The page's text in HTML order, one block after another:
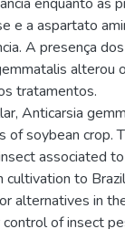
e a aspartato
A presença
alterou
tratamentos.
Anticarsia
of soybean crop.
associated
cultivation to
alternatives in
of insect